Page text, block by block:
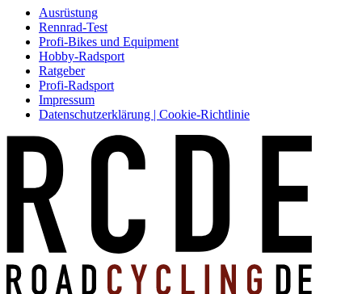
Ausrüstung
Rennrad-Test
Profi-Bikes und Equipment
Hobby-Radsport
Ratgeber
Profi-Radsport
Impressum
Datenschutzerklärung | Cookie-Richtlinie